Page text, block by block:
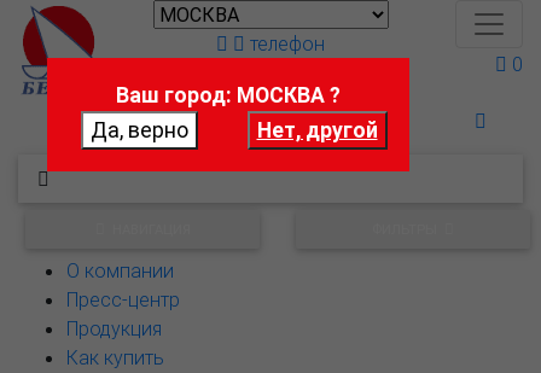
Поможем выбрать
телефон
0
О компании
Пресс-центр
Продукция
Как купить
Ваш город: МОСКВА ?